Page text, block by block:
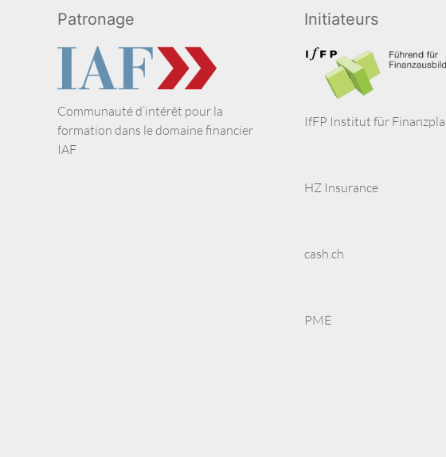
Patronage
Communauté d’intérêt pour la
formation dans le domaine financier
IAF
Initiateurs
IfFP Institut für
HZ Insurance
cash.ch
PME